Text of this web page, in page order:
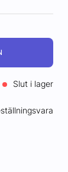
Slut i lager